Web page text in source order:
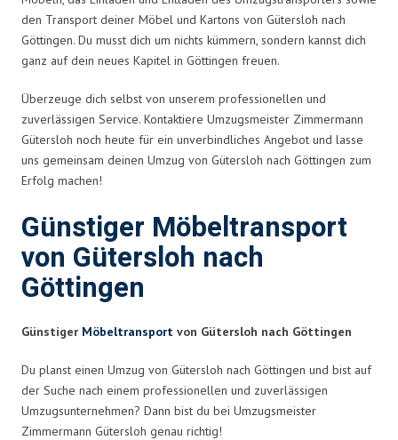
den Transport deiner Möbel und Kartons von Gütersloh nach
Göttingen. Du musst dich um nichts kümmern, sondern kannst dich
ganz auf dein neues Kapitel in Göttingen freuen.
Überzeuge dich selbst von unserem professionellen und
zuverlässigen Service. Kontaktiere Umzugsmeister Zimmermann
Gütersloh noch heute für ein unverbindliches Angebot und lasse
uns gemeinsam deinen Umzug von Gütersloh nach Göttingen zum
Erfolg machen!
Günstiger Möbeltransport
von Gütersloh nach
Göttingen
Günstiger Möbeltransport von Gütersloh nach Göttingen
Du planst einen Umzug von Gütersloh nach Göttingen und bist auf
der Suche nach einem professionellen und zuverlässigen
Umzugsunternehmen? Dann bist du bei Umzugsmeister
Zimmermann Gütersloh genau richtig!